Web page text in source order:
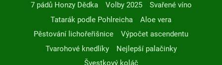
7 pádů Honzy Dědka
Volby 2025
Svařené víno
Tatarák podle Pohlreicha
Aloe vera
Pěstování lichořeřišnice
Výpočet ascendentu
Tvarohové knedlíky
Nejlepší palačinky
Švestkový koláč